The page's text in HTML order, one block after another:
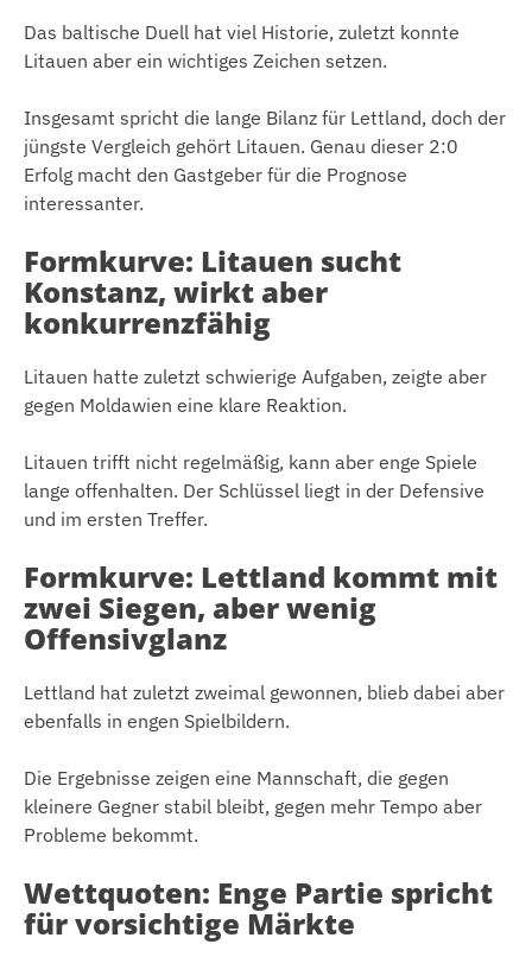
Das baltische Duell hat viel Historie, zuletzt konnte
Litauen aber ein wichtiges Zeichen setzen.
Insgesamt spricht die lange Bilanz für Lettland, doch der
jüngste Vergleich gehört Litauen. Genau dieser 2:0
Erfolg macht den Gastgeber für die Prognose
interessanter.
Formkurve: Litauen sucht
Konstanz, wirkt aber
konkurrenzfähig
Litauen hatte zuletzt schwierige Aufgaben, zeigte aber
gegen Moldawien eine klare Reaktion.
Litauen trifft nicht regelmäßig, kann aber enge Spiele
lange offenhalten. Der Schlüssel liegt in der Defensive
und im ersten Treffer.
Formkurve: Lettland kommt mit
zwei Siegen, aber wenig
Offensivglanz
Lettland hat zuletzt zweimal gewonnen, blieb dabei aber
ebenfalls in engen Spielbildern.
Die Ergebnisse zeigen eine Mannschaft, die gegen
kleinere Gegner stabil bleibt, gegen mehr Tempo aber
Probleme bekommt.
Wettquoten: Enge Partie spricht
für vorsichtige Märkte